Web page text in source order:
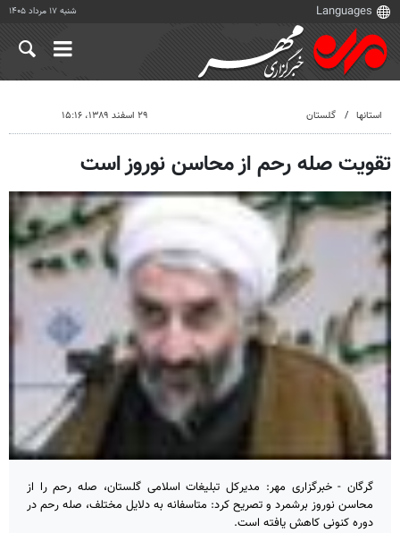
شنبه ۱۷ مرداد ۱۴۰۵
استانها گلستان ۲۹ اسفند ۱۳۸۹، ۱۵:۱۶
تقویت صله رحم از محاسن نوروز است
گرگان - خبرگزاری مهر: مدیرکل تبلیغات اسلامی گلستان، صله رحم را از
محاسن نوروز برشمرد و تصریح کرد: متاسفانه به دلایل مختلف، صله رحم در
دوره کنونی کاهش یافته است.